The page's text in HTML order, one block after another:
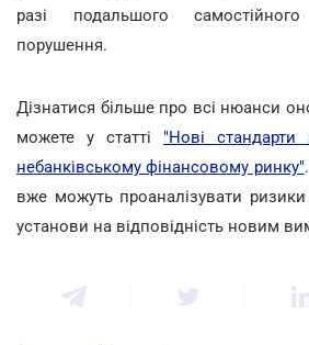
разі подальшого
порушення.
Дізнатися більше про всі нюанси
можете у статті "Нові стандарти
небанківському фінансовому ринку"
вже можуть проаналізувати
установи на відповідність новим